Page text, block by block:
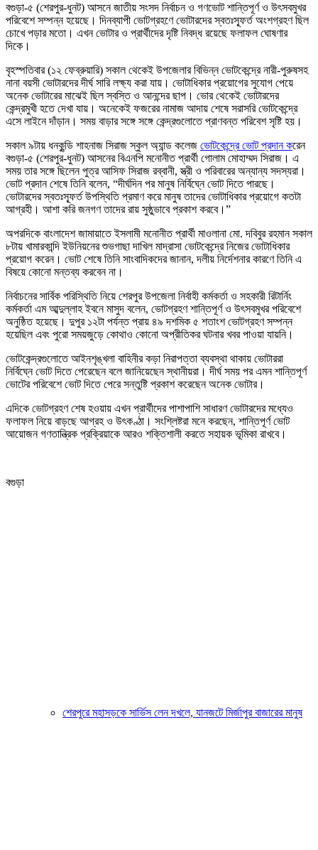
বগুড়া-৫ (শেরপুর-ধুনট) আসনে জাতীয় সংসদ নির্বাচন ও গণভোট শান্তিপূর্ণ ও উৎসবমুখর
পরিবেশে সম্পন্ন হয়েছে। দিনব্যাপী ভোটগ্রহণে ভোটারদের স্বতঃস্ফূর্ত অংশগ্রহণ ছিল
চোখে পড়ার মতো। এখন ভোটার ও প্রার্থীদের দৃষ্টি নিবদ্ধ রয়েছে ফলাফল ঘোষণার
দিকে।
বৃহস্পতিবার (১২ ফেব্রুয়ারি) সকাল থেকেই উপজেলার বিভিন্ন ভোটকেন্দ্রে নারী-পুরুষসহ
নানা বয়সী ভোটারদের দীর্ঘ সারি লক্ষ্য করা যায়। ভোটাধিকার প্রয়োগের সুযোগ পেয়ে
অনেক ভোটারের মাঝেই ছিল স্বস্তি ও আনন্দের ছাপ। ভোর থেকেই ভোটারদের
কেন্দ্রমুখী হতে দেখা যায়। অনেকেই ফজরের নামাজ আদায় শেষে সরাসরি ভোটকেন্দ্রে
এসে লাইনে দাঁড়ান। সময় বাড়ার সঙ্গে সঙ্গে কেন্দ্রগুলোতে প্রাণবন্ত পরিবেশ সৃষ্টি হয়।
সকাল ৯টায় ধনকুন্ডি শাহনাজ সিরাজ স্কুল অ্যান্ড কলেজ ভোটকেন্দ্রে ভোট প্রদান করেন
বগুড়া-৫ (শেরপুর-ধুনট) আসনের বিএনপি মনোনীত প্রার্থী গোলাম মোহাম্মদ সিরাজ। এ
সময় তার সঙ্গে ছিলেন পুত্র আসিফ সিরাজ রব্বানী, স্ত্রী ও পরিবারের অন্যান্য সদস্যরা।
ভোট প্রদান শেষে তিনি বলেন, “দীর্ঘদিন পর মানুষ নির্বিঘ্নে ভোট দিতে পারছে।
ভোটারদের স্বতঃস্ফূর্ত উপস্থিতি প্রমাণ করে মানুষ তাদের ভোটাধিকার প্রয়োগে কতটা
আগ্রহী। আশা করি জনগণ তাদের রায় সুষ্ঠুভাবে প্রকাশ করবে।”
অপরদিকে বাংলাদেশ জামায়াতে ইসলামী মনোনীত প্রার্থী মাওলানা মো. দবিবুর রহমান সকাল
৮টায় খামারকান্দি ইউনিয়নের শুভগাছা দাখিল মাদ্রাসা ভোটকেন্দ্রে নিজের ভোটাধিকার
প্রয়োগ করেন। ভোট শেষে তিনি সাংবাদিকদের জানান, দলীয় নির্দেশনার কারণে তিনি এ
বিষয়ে কোনো মন্তব্য করবেন না।
নির্বাচনের সার্বিক পরিস্থিতি নিয়ে শেরপুর উপজেলা নির্বাহী কর্মকর্তা ও সহকারী রিটার্নিং
কর্মকর্তা এম আব্দুল্লাহ ইবনে মাসুদ বলেন, ভোটগ্রহণ শান্তিপূর্ণ ও উৎসবমুখর পরিবেশে
অনুষ্ঠিত হয়েছে। দুপুর ১২টা পর্যন্ত প্রায় ৪৯ দশমিক ৫ শতাংশ ভোটগ্রহণ সম্পন্ন
হয়েছিল এবং পুরো সময়জুড়ে কোথাও কোনো অপ্রীতিকর ঘটনার খবর পাওয়া যায়নি।
ভোটকেন্দ্রগুলোতে আইনশৃঙ্খলা বাহিনীর কড়া নিরাপত্তা ব্যবস্থা থাকায় ভোটাররা
নির্বিঘ্নে ভোট দিতে পেরেছেন বলে জানিয়েছেন স্থানীয়রা। দীর্ঘ সময় পর এমন শান্তিপূর্ণ
ভোটের পরিবেশে ভোট দিতে পেরে সন্তুষ্টি প্রকাশ করেছেন অনেক ভোটার।
এদিকে ভোটগ্রহণ শেষ হওয়ায় এখন প্রার্থীদের পাশাপাশি সাধারণ ভোটারদের মধ্যেও
ফলাফল নিয়ে বাড়ছে আগ্রহ ও উৎকণ্ঠা। সংশ্লিষ্টরা মনে করছেন, শান্তিপূর্ণ ভোট
আয়োজন গণতান্ত্রিক প্রক্রিয়াকে আরও শক্তিশালী করতে সহায়ক ভূমিকা রাখবে।
বগুড়া
শেরপুরে মহাসড়কে সার্ভিস লেন দখলে, যানজটে মির্জাপুর বাজারের মানুষ